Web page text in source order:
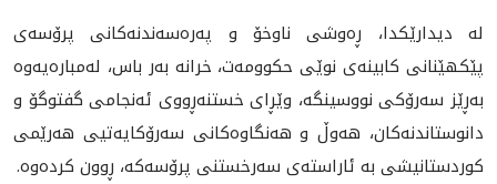
لە دیدارێکدا، ڕەوشی ناوخۆ و پەرەسەندنەکانی پرۆسەی
پێکهێنانی کابینەی نوێی حکوومەت، خرانە بەر باس، لەمبارەیەوە
بەڕێز سەرۆکی نووسینگە، وێڕای خستنەڕووی ئەنجامی گفتوگۆ و
دانوستاندنەکان، هەوڵ و هەنگاوەکانی سەرۆکایەتیی هەرێمی
کوردستانیشی بە ئاراستەی سەرخستنی پرۆسەکە، ڕوون کردەوە.